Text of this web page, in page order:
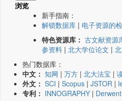
浏览
新手指南：
解锁数据库 | 电子资源的
特色资源库： 古文献资源
参资料 | 北大学位论文 |
热门数据库：
中文： 知网 | 万方 | 北大法宝 |
外文： SCI | Scopus | JSTOR |
专利： INNOGRAPHY | Derwent